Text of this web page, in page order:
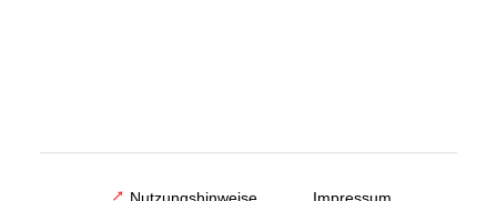
Nutzungshinweise Impressum